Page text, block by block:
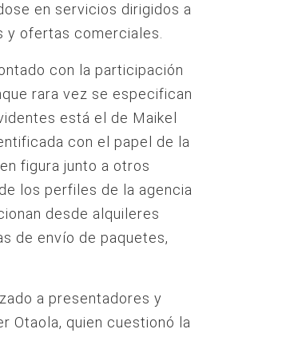
en servicios dirigidos a
y ofertas comerciales.
con la participación
rara vez se especifican
está el de Maikel
con el papel de la
figura junto a otros
los perfiles de la agencia
desde alquileres
de envío de paquetes,
a presentadores y
Otaola, quien cuestionó la